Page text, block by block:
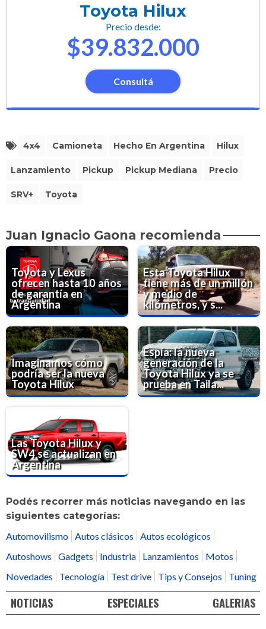
Toyota Hilux
Precio desde:
$39.832.000
Consultá
4x4 Camioneta Hecho En Argentina Hilux
Lanzamiento Pickup Pickup Mediana Precio
SRV+ Toyota
Juan Ignacio Gaona recomienda
Toyota y Lexus
ofrecen hasta 10 años
de garantía en
Argentina
Esta Toyota Hilux
tiene más de un millón
y medio de
kilómetros, y s...
Imaginamos cómo
podría ser la nueva
Toyota Hilux
Espía: la nueva
generación de la
Toyota Hilux ya se
prueba en Taila...
Las Toyota Hilux y
SW4 se actualizan en
Argentina
Podés recorrer más noticias navegando en las
siguientes categorías:
Automovilismo
Autos clásicos
Autos ecológicos
Autoshows
Gadgets Industria Lanzamientos
Motos
Novedades
Tecnología Test drive Tips y Consejos Tuning
NOTICIAS ESPECIALES GALERIAS